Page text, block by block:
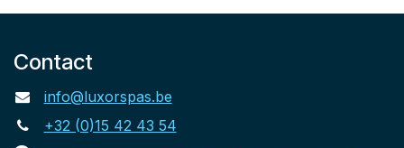
Contact
info@luxorspas.be
+32 (0)15 42 43 54